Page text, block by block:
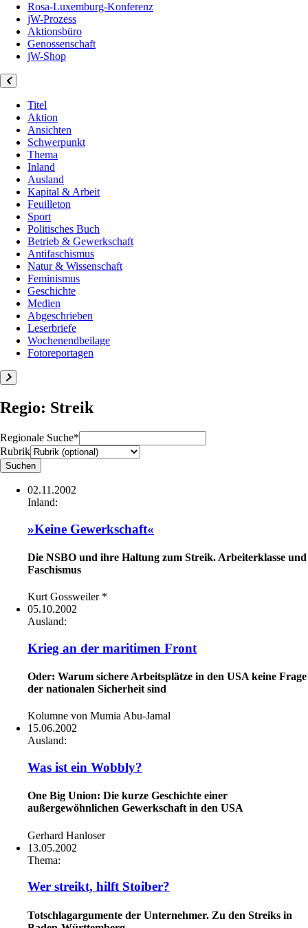
Rosa-Luxemburg-Konferenz
jW-Prozess
Aktionsbüro
Genossenschaft
jW-Shop
Titel
Aktion
Ansichten
Schwerpunkt
Thema
Inland
Ausland
Kapital & Arbeit
Feuilleton
Sport
Politisches Buch
Betrieb & Gewerkschaft
Antifaschismus
Natur & Wissenschaft
Feminismus
Geschichte
Medien
Abgeschrieben
Leserbriefe
Wochenendbeilage
Fotoreportagen
Regio: Streik
Regionale Suche*
Rubrik
02.11.2002
Inland:
»Keine Gewerkschaft«
Die NSBO und ihre Haltung zum Streik. Arbeiterklasse und
Faschismus
Kurt Gossweiler *
05.10.2002
Ausland:
Krieg an der maritimen Front
Oder: Warum sichere Arbeitsplätze in den USA keine Frage
der nationalen Sicherheit sind
Kolumne von Mumia Abu-Jamal
15.06.2002
Ausland:
Was ist ein Wobbly?
One Big Union: Die kurze Geschichte einer
außergewöhnlichen Gewerkschaft in den USA
Gerhard Hanloser
13.05.2002
Thema:
Wer streikt, hilft Stoiber?
Totschlagargumente der Unternehmer. Zu den Streiks in